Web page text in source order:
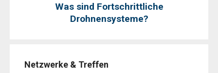
Was sind Fortschrittliche
Drohnensysteme?
Netzwerke & Treffen